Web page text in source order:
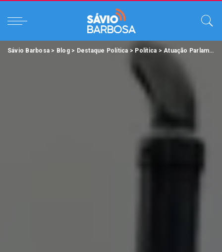
Sávio Barbosa > Blog> Destaque Política > Política >Atuação Parlamentar